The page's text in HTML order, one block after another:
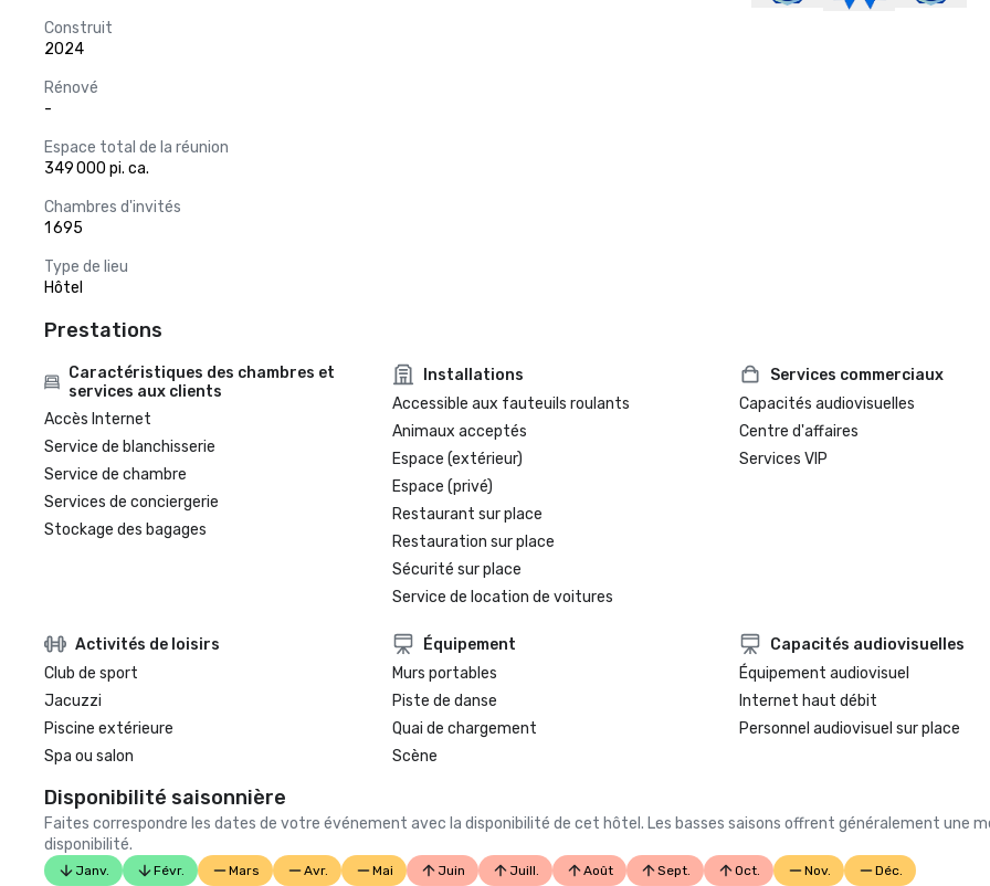
Construit
2024
Rénové
-
Espace total de la réunion
349 000 pi. ca.
Chambres d'invités
1 695
Type de lieu
Hôtel
Prestations
Caractéristiques des chambres et
services aux clients
Accès Internet
Service de blanchisserie
Service de chambre
Services de conciergerie
Stockage des bagages
Installations
Accessible aux fauteuils roulants
Animaux acceptés
Espace (extérieur)
Espace (privé)
Restaurant sur place
Restauration sur place
Sécurité sur place
Service de location de voitures
Services commerciaux
Capacités audiovisuelles
Centre d'affaires
Services VIP
Activités de loisirs
Club de sport
Jacuzzi
Piscine extérieure
Spa ou salon
Équipement
Murs portables
Piste de danse
Quai de chargement
Scène
Capacités audiovisuelles
Équipement audiovisuel
Internet haut débit
Personnel audiovisuel sur place
Disponibilité saisonnière
Faites correspondre les dates de votre événement avec la disponibilité de cet hôtel. Les basses saisons offrent généralement une
disponibilité.
Janv. Févr. Mars Avr. Mai Juin Juill. Août Sept. Oct. Nov. Déc.